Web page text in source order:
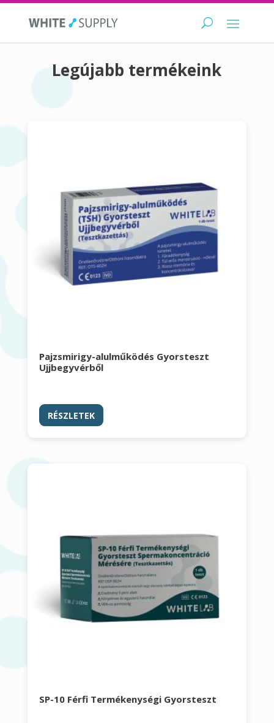
Legújabb termékeink
Pajzsmirigy-alulműködés Gyorsteszt
Ujjbegyvérből
RÉSZLETEK
SP-10 Férfi Termékenységi Gyorsteszt